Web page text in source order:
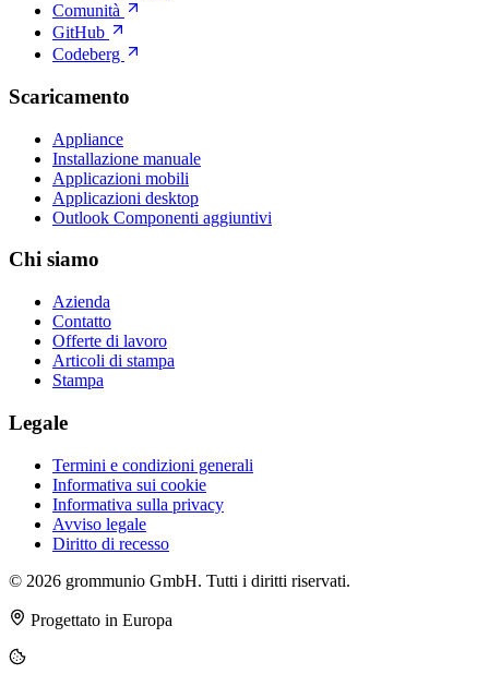
Comunità
GitHub
Codeberg
Scaricamento
Appliance
Installazione manuale
Applicazioni mobili
Applicazioni desktop
Outlook Componenti aggiuntivi
Chi siamo
Azienda
Contatto
Offerte di lavoro
Articoli di stampa
Stampa
Legale
Termini e condizioni generali
Informativa sui cookie
Informativa sulla privacy
Avviso legale
Diritto di recesso
© 2026 grommunio GmbH. Tutti i diritti riservati.
Progettato in Europa